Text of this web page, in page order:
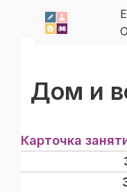
Дом и
Карточка